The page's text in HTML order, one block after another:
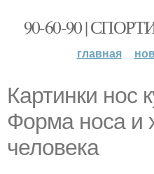
90-60-90 |
главная
Картинки нос
Форма носа и
человека